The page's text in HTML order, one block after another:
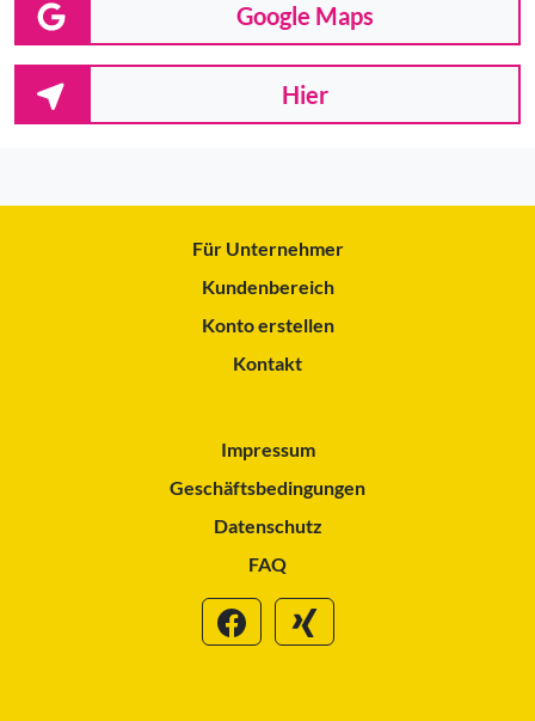
Google Maps
Hier
Für Unternehmer
Kundenbereich
Konto erstellen
Kontakt
Impressum
Geschäftsbedingungen
Datenschutz
FAQ